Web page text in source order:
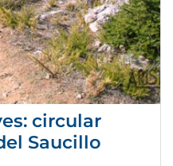
circular
Saucillo